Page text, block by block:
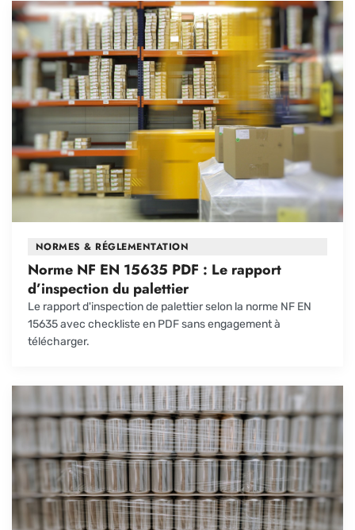
NORMES & RÉGLEMENTATION
Norme NF EN 15635 PDF : Le rapport
d’inspection du palettier
Le rapport d'inspection de palettier selon la norme NF EN
15635 avec checkliste en PDF sans engagement à
télécharger.